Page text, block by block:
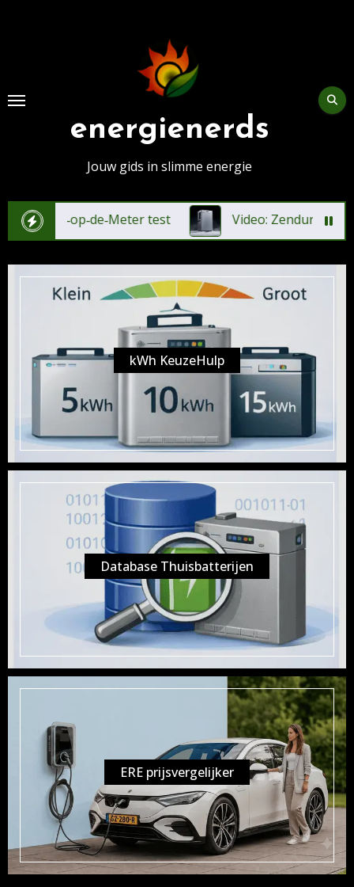
energienerds
Jouw gids in slimme energie
test Video: Zendure SolarFlow
kWh KeuzeHulp
Database Thuisbatterijen
ERE prijsvergelijker